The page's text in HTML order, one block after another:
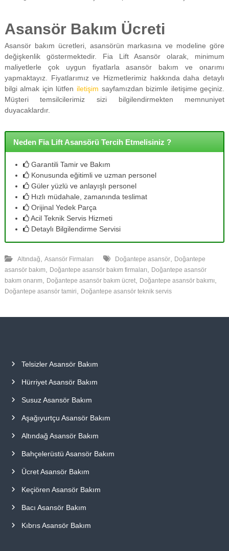
Asansör Bakım Ücreti
Asansör bakım ücretleri, asansörün markasına ve modeline göre
değişkenlik göstermektedir. Fia Lift Asansör olarak, minimum
maliyetlerle çok uygun fiyatlarla asansör bakım ve onarımı
yapmaktayız. Fiyatlarımız ve Hizmetlerimiz hakkında daha detaylı
bilgi almak için lütfen iletişim sayfamızdan bizimle iletişime geçiniz.
Müşteri temsilcilerimiz sizi bilgilendirmekten memnuniyet
duyacaklardır.
Neden Fia Lift Asansörü Tercih Etmelisiniz ?
Garantili Tamir ve Bakım
Konusunda eğitimli ve uzman personel
Güler yüzlü ve anlayışlı personel
Hızlı müdahale, zamanında teslimat
Orijinal Yedek Parça
Acil Teknik Servis Hizmeti
Detaylı Bilgilendirme Servisi
Altındağ Asansör Firmaları Doğantepe asansör,
Doğantepe
asansör bakım
Doğantepe asansör bakım firmaları
Doğantepe asansör
bakım onarım
Doğantepe asansör bakım ücret, Doğantepe asansör bakımı
Doğantepe asansör tamiri Doğantepe asansör teknik servis
Telsizler Asansör Bakım
Hürriyet Asansör Bakım
Susuz Asansör Bakım
Aşağıyurtçu Asansör Bakım
Altındağ Asansör Bakım
Bahçelerüstü Asansör Bakım
Ücret Asansör Bakım
Keçiören Asansör Bakım
Bacı Asansör Bakım
Kıbrıs Asansör Bakım